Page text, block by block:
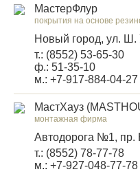
МастерФлур
покрытия на основе
Новый город, ул.
т.: (8552) 53-65-30
ф.: 51-35-10
м.: +7-917-884-04-27
МастХауз
монтажная фирма
Автодорога №1, пр.
т.: (8552) 78-77-78
м.: +7-927-048-77-78